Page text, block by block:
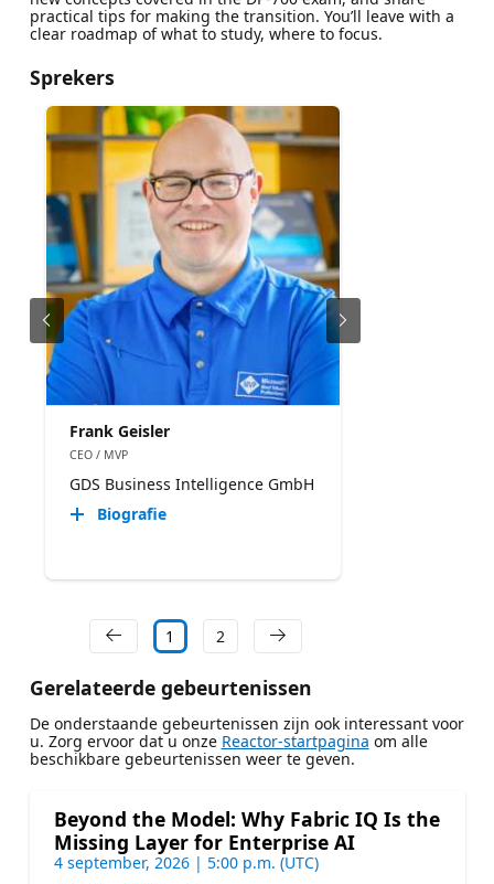
practical tips for making the transition. You’ll leave with a
clear roadmap of what to study, where to focus.
Sprekers
Frank Geisler
CEO / MVP
GDS Business Intelligence GmbH
Biografie
1 2
Gerelateerde gebeurtenissen
De onderstaande gebeurtenissen zijn ook interessant voor
u. Zorg ervoor dat u onze Reactor-startpagina om alle
beschikbare gebeurtenissen weer te geven.
Beyond the Model: Why Fabric IQ Is the
Missing Layer for Enterprise AI
4 september, 2026 | 5:00 p.m. (UTC)